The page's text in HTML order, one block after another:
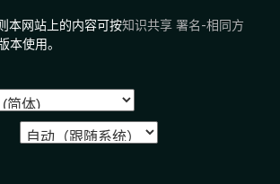
本网站上的内容可按知识共享 署名-相同方
本使用。